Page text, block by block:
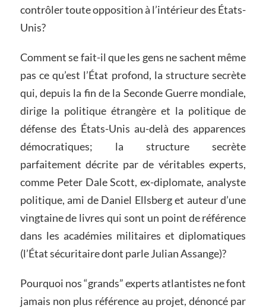
contrôler toute opposition à l’intérieur des États-
Unis?
Comment se fait-il que les gens ne sachent même
pas ce qu’est l’État profond, la structure secrète
qui, depuis la fin de la Seconde Guerre mondiale,
dirige la politique étrangère et la politique de
défense des États-Unis au-delà des apparences
démocratiques; la structure secrète
parfaitement décrite par de véritables experts,
comme Peter Dale Scott, ex-diplomate, analyste
politique, ami de Daniel Ellsberg et auteur d’une
vingtaine de livres qui sont un point de référence
dans les académies militaires et diplomatiques
(l’État sécuritaire dont parle Julian Assange)?
Pourquoi nos “grands” experts atlantistes ne font
jamais non plus référence au projet, dénoncé par